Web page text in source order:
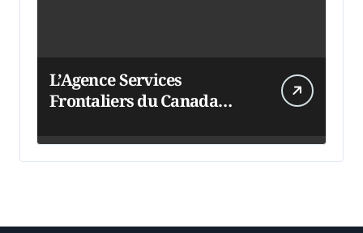
L’Agence Services
Frontaliers du Canada